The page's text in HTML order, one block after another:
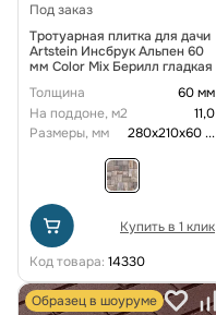
Под заказ
Тротуарная плитка для дачи
Artstein Инсбрук Альпен 60
мм Color Mix Берилл гладкая
Толщина
60 мм
На поддоне, м2
11,0
Размеры, мм
280х210х60...
Купить в 1 клик
Код товара: 14330
Образец в шоуруме